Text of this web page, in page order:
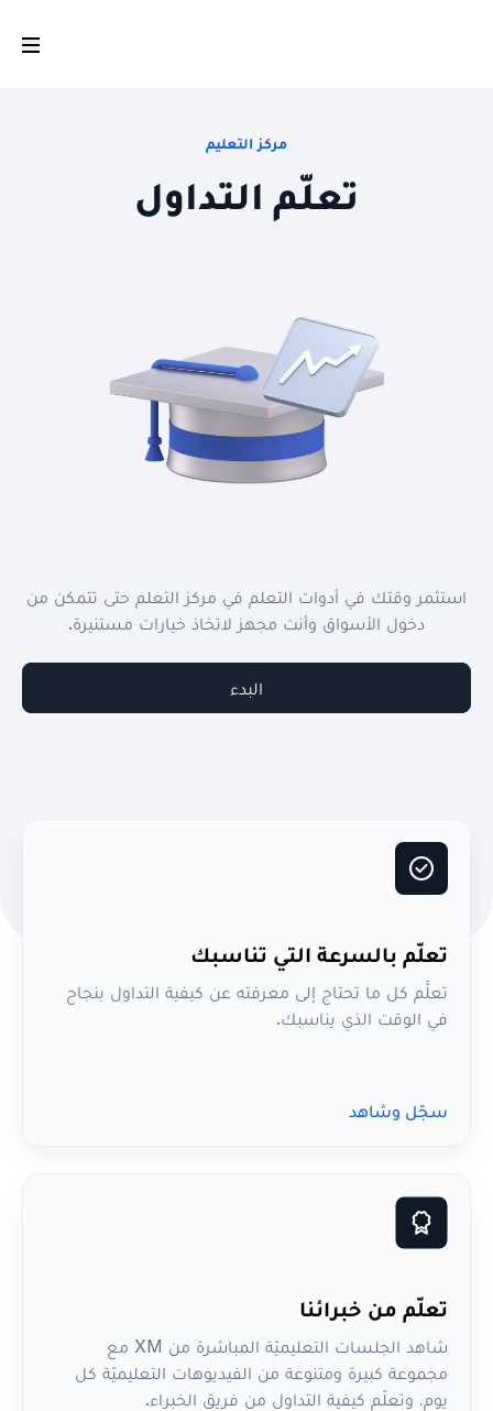
مركز التعليم
تعلّم التداول
استثمر وقتك في أدوات التعلم في مركز التعلم حتى تتمكن من
دخول الأسواق وأنت مجهز لاتخاذ خيارات مستنيرة.
البدء
تعلّم بالسرعة التي تناسبك
تعلَّم كل ما تحتاج إلى معرفته عن كيفية التداول بنجاح
في الوقت الذي يناسبك.
سجّل وشاهد
تعلّم من خبرائنا
شاهد الجلسات التعليميّة المباشرة من XM مع
مجموعة كبيرة ومتنوعة من الفيديوهات التعليميّة كل
يوم، وتعلّم كيفية التداول من فريق الخبراء.